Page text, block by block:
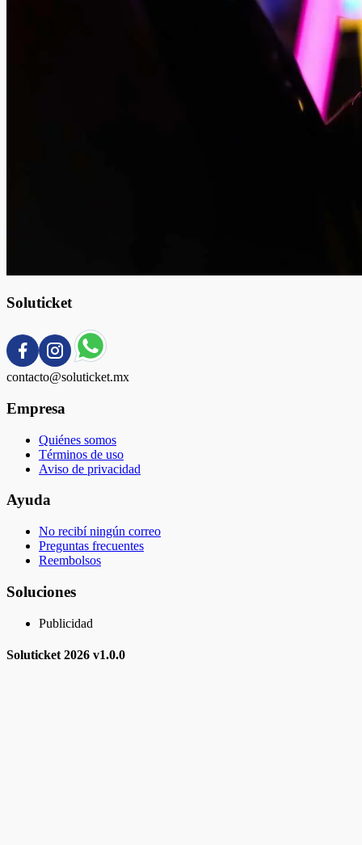
Soluticket
contacto@soluticket.mx
Empresa
Quiénes somos
Términos de uso
Aviso de privacidad
Ayuda
No recibí ningún correo
Preguntas frecuentes
Reembolsos
Soluciones
Publicidad
Soluticket 2026 v1.0.0